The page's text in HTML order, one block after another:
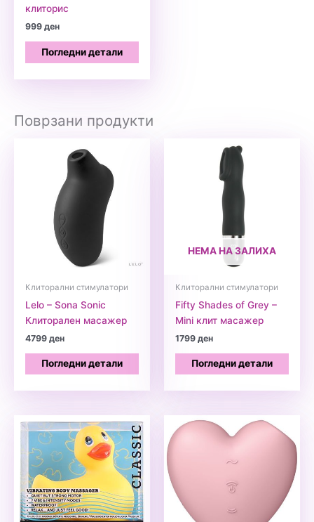
клиторис
999ден
Погледни детали
Поврзани продукти
Клиторални стимулатори
Lelo – Sona Sonic
Клиторален масажер
4799ден
Погледни детали
НЕМА НА ЗАЛИХА
Клиторални стимулатори
Fifty Shades of Grey –
Mini клит масажер
1799ден
Погледни детали